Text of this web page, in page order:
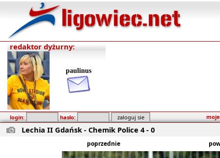
redaktor dyżurny:
paulinus
login: hasło:
Lechia II Gdańsk - Chemik Police 4 - 0
poprzednie